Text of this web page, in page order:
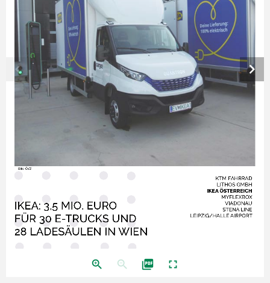
KTM FAHRRAD
LITHOS GMBH
IKEA ÖSTERREICH
MYFLEXBOX
VIADONAU
STENA LINE
LEIPZIG/HALLE AIRPORT
IKEA: 3,5 MIO. EURO
FÜR 30 E-TRUCKS UND
28 LADESÄULEN IN WIEN
Bild: ÖVZ
chevron_right
chevron_left
zoom_in zoom_out picture_as_pdf fullscreen